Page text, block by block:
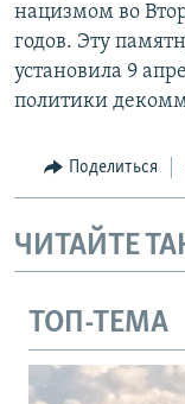
нацизмом во
годов. Эту
установила 9
политики
Поделиться
ЧИТАЙТЕ
ТОП-ТЕМА